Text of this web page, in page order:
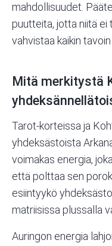
mahdollisuudet.
puutteita, jotta niitä
vahvistaa kaikin
Mitä merkitystä
Tarot-korteissa ja
yhdeksästoista
voimakas energia,
että polttaa sen
esiintyykö
matriisissa plussalla
Auringon energia